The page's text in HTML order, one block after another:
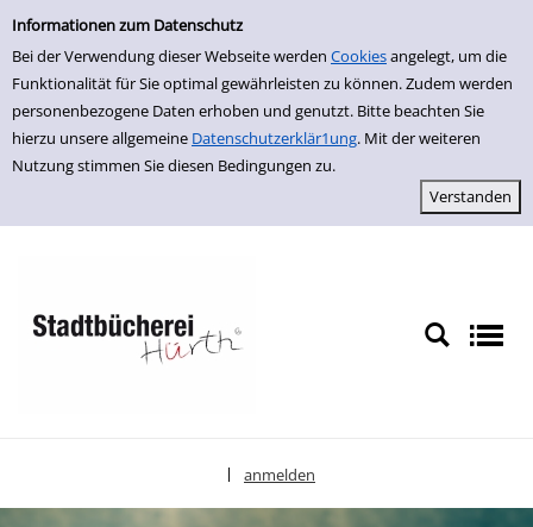
Einfache Suche
Informationen zum Datenschutz
Bei der Verwendung dieser Webseite werden Cookiesangelegt, um die
Funktionalität für Sie optimal gewährleisten zu können. Zudem werden
personenbezogene Daten erhoben und genutzt. Bitte beachten Sie
hierzu unsere allgemeine Datenschutzerklär1ung. Mit der weiteren
Nutzung stimmen Sie diesen Bedingungen zu.
zur Navigation springen
zum Inhalt springen
Zur Detailanzeige springen
anmelden